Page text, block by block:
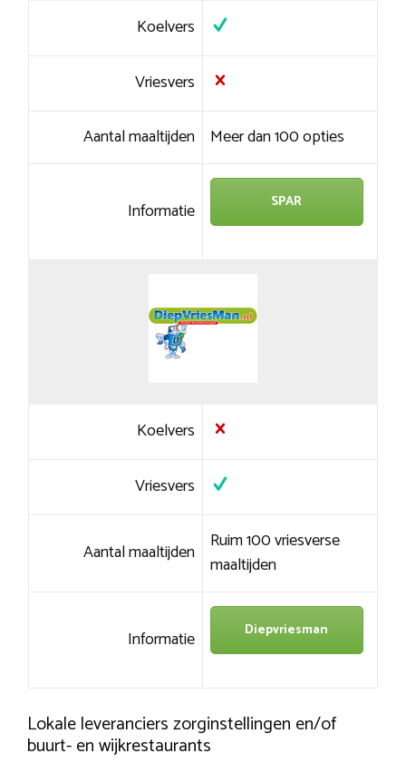
Koelvers
Vriesvers
Aantal maaltijden Meer dan 100 opties
Informatie SPAR
Koelvers
Vriesvers
Aantal maaltijden Ruim 100 vriesverse
maaltijden
Informatie Diepvriesman
Lokale leveranciers zorginstellingen en/of
buurt- en wijkrestaurants